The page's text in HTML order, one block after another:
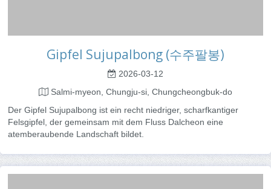
Gipfel Sujupalbong (수주팔봉)
2026-03-12
Salmi-myeon, Chungju-si, Chungcheongbuk-do
Der Gipfel Sujupalbong ist ein recht niedriger, scharfkantiger
Felsgipfel, der gemeinsam mit dem Fluss Dalcheon eine
atemberaubende Landschaft bildet.